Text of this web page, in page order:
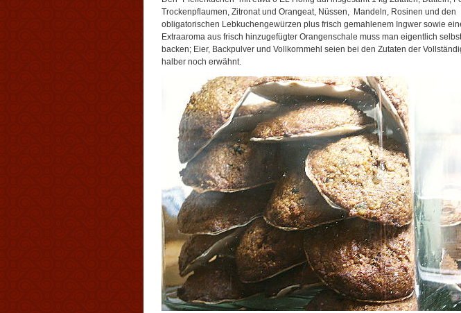
Trockenpflaumen, Zitronat und Orangeat, Nüssen, Mandeln, Rosinen und den
obligatorischen Lebkuchengewürzen plus frisch gemahlenem Ingwer sowie
Extraaroma aus frisch hinzugefügter Orangenschale muss man eigentlich selbst
backen; Eier, Backpulver und Vollkornmehl seien bei den Zutaten der
halber noch erwähnt.